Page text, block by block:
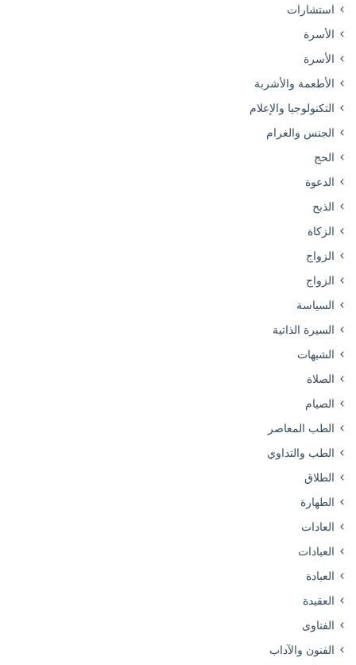
استشارات
الأسرة
الأسرة
الأطعمة والأشربة
التكنولوجيا والإعلام
الجنس والغرام
الحج
الدعوة
الذبح
الزكاة
الزواج
الزواج
السياسة
السيرة الذاتية
الشبهات
الصلاة
الصيام
الطب المعاصر
الطب والتداوي
الطلاق
الطهارة
العادات
العبادات
العبادة
العقيدة
الفتاوى
الفنون والآداب